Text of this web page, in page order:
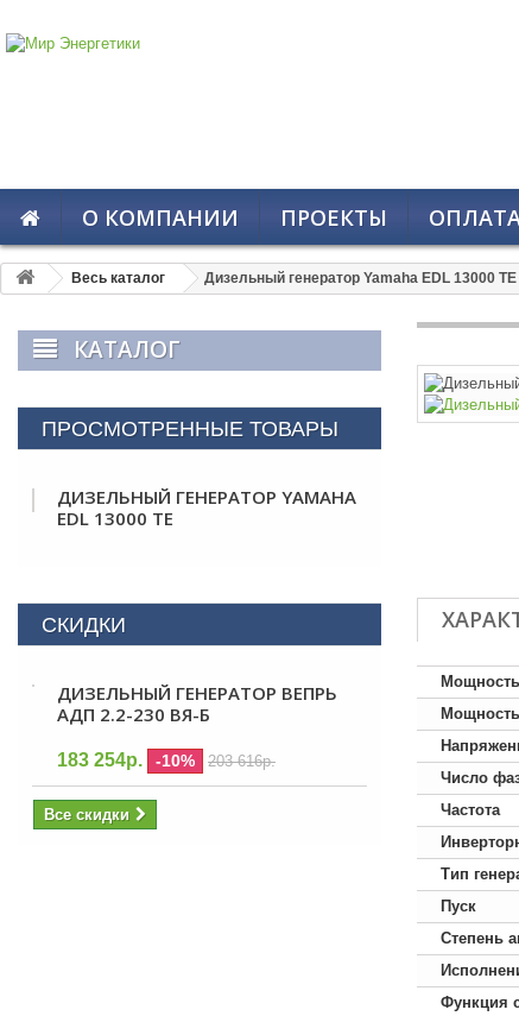
О КОМПАНИИ ПРОЕКТЫ
Весь каталог Дизельный генератор Yamaha EDL 13000 TE
КАТАЛОГ
ПРОСМОТРЕННЫЕ ТОВАРЫ
ДИЗЕЛЬНЫЙ ГЕНЕРАТОР YAMAHA
EDL 13000 TE
СКИДКИ
ДИЗЕЛЬНЫЙ ГЕНЕРАТОР ВЕПРЬ
АДП 2.2-230 ВЯ-Б
183 254р. -10% 203 616р.
Все скидки
Число
Частота
Тип
Пуск
Степень
Функция